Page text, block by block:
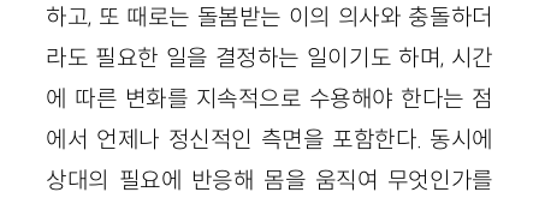
하고, 또 때로는 돌봄받는 이의 의사와 충돌하더
라도 필요한 일을 결정하는 일이기도 하며, 시간
에 따른 변화를 지속적으로 수용해야 한다는 점
에서 언제나 정신적인 측면을 포함한다. 동시에
상대의 필요에 반응해 몸을 움직여 무엇인가를